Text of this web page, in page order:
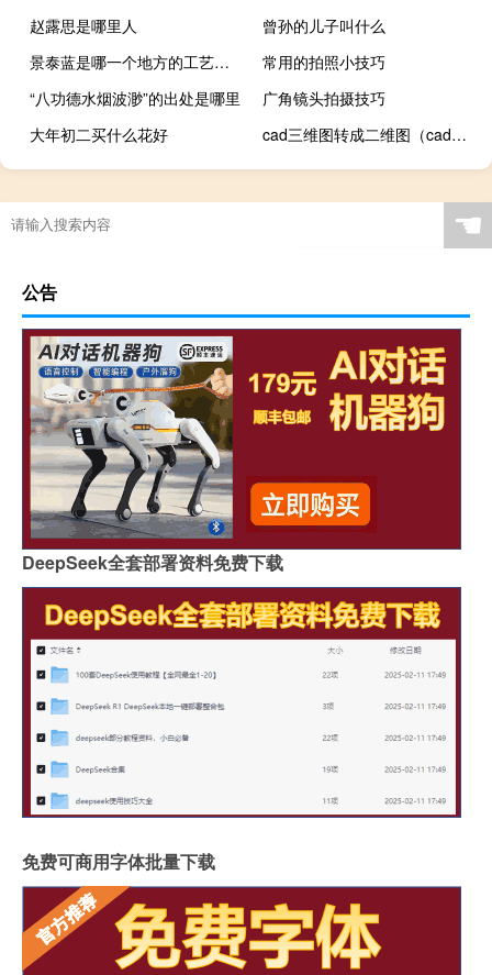
赵露思是哪里人
曾孙的儿子叫什么
景泰蓝是哪一个地方的工艺（景泰蓝-中国的特种金属工艺品类之一简介）
常用的拍照小技巧
“八功德水烟波渺”的出处是哪里
广角镜头拍摄技巧
大年初二买什么花好
cad三维图转成二维图（cad三维图如何转为二维图）
☚
公告
DeepSeek全套部署资料免费下载
免费可商用字体批量下载